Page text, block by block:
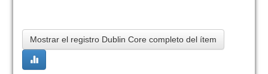
Mostrar el registro Dublin Core completo del ítem